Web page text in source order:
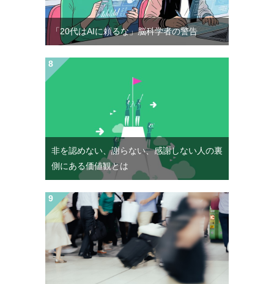
「20代はAIに頼るな」脳科学者の警告
非を認めない、謝らない、感謝しない人の裏
側にある価値観とは